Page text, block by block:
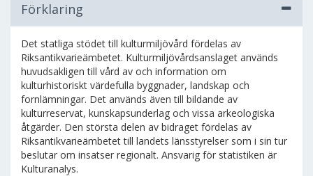
Förklaring
Det statliga stödet till kulturmiljövård fördelas av
Riksantikvarieämbetet. Kulturmiljövårdsanslaget används
huvudsakligen till vård av och information om
kulturhistoriskt värdefulla byggnader, landskap och
fornlämningar. Det används även till bildande av
kulturreservat, kunskapsunderlag och vissa arkeologiska
åtgärder. Den största delen av bidraget fördelas av
Riksantikvarieämbetet till landets länsstyrelser som i sin tur
beslutar om insatser regionalt. Ansvarig för statistiken är
Kulturanalys.